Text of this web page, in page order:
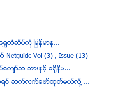
ရႊတံဆိပ္ကုိ ျမန္မာနု...
Vol (3) , Issue (13)
က်ာ္ဘ သားႏွင့္ ခရိုနီမ...
ာရင္ ဆက္လက္ေဖာ္ထုတ္မယ္လုိ ့...